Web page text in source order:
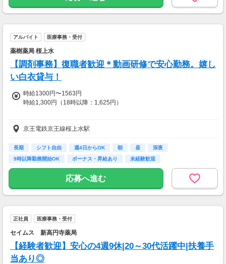
※試用期間2ヵ月・雇用形態変動なし
（期間中は月給200,000円）
一部支給
アルバイト 医療事務・受付
薬樹薬局 桜上水
【調剤事務】復職者歓迎＊動画研修で安心勤務。嬉し
い白衣貸与！
時給1300円〜1563円
時給1,300円（18時以降：1,625円）
研修中時給：同条件
【交通費】
一部支給
京王電鉄京王線桜上水駅
長期 シフト自由 週4日からOK 朝 昼
深夜
9時以降勤務開始OK
ボーナス・昇給あり 未経験歓迎
応募へ進む
正社員 医療事務・受付
セイムス 新高円寺薬局
【経験者歓迎】安心の4週9休|20～30代活躍中|扶養手
当あり◎